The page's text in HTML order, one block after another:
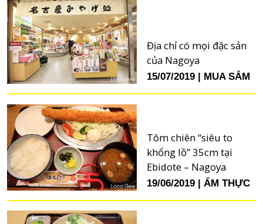
Địa chỉ có mọi đặc sản
của Nagoya
15/07/2019 MUA SẮM
Tôm chiên “siêu to
khổng lồ” 35cm tại
Ebidote – Nagoya
19/06/2019 ẨM THỰC